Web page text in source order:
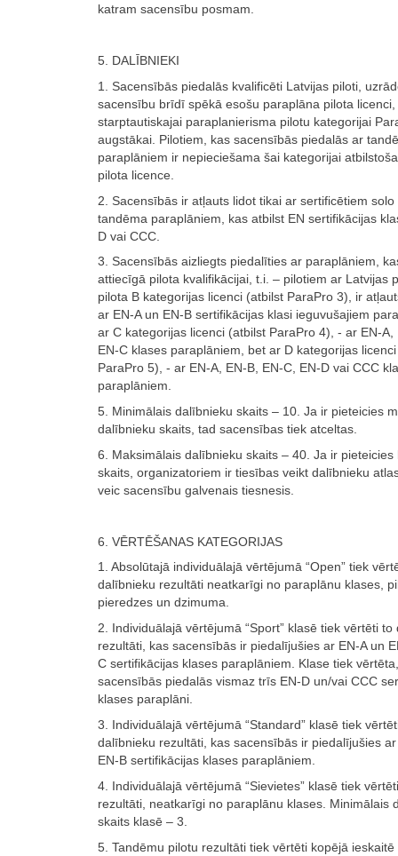
katram sacensību posmam.
5. DALĪBNIEKI
1. Sacensībās piedalās kvalificēti Latvijas piloti,
sacensību brīdī spēkā esošu paraplāna pilota
starptautiskajai paraplanierisma pilotu kategorijai
augstākai. Pilotiem, kas sacensībās piedalās ar
paraplāniem ir nepieciešama šai kategorijai
pilota licence.
2. Sacensībās ir atļauts lidot tikai ar sertificētiem solo
tandēma paraplāniem, kas atbilst EN sertifikācijas
D vai CCC.
3. Sacensībās aizliegts piedalīties ar paraplāniem,
attiecīgā pilota kvalifikācijai, t.i. – pilotiem ar Latvijas
pilota B kategorijas licenci (atbilst ParaPro 3), ir
ar EN-A un EN-B sertifikācijas klasi ieguvušajiem
ar C kategorijas licenci (atbilst ParaPro 4), - ar EN-A,
EN-C klases paraplāniem, bet ar D kategorijas
ParaPro 5), - ar EN-A, EN-B, EN-C, EN-D vai CCC
paraplāniem.
5. Minimālais dalībnieku skaits – 10. Ja ir pieteicies
dalībnieku skaits, tad sacensības tiek atceltas.
6. Maksimālais dalībnieku skaits – 40. Ja ir pieteicies
skaits, organizatoriem ir tiesības veikt dalībnieku
veic sacensību galvenais tiesnesis.
6. VĒRTĒŠANAS KATEGORIJAS
1. Absolūtajā individuālajā vērtējumā “Open” tiek
dalībnieku rezultāti neatkarīgi no paraplānu klases,
pieredzes un dzimuma.
2. Individuālajā vērtējumā “Sport” klasē tiek vērtēti to
rezultāti, kas sacensībās ir piedalījušies ar EN-A un
C sertifikācijas klases paraplāniem. Klase tiek
sacensībās piedalās vismaz trīs EN-D un/vai CCC
klases paraplāni.
3. Individuālajā vērtējumā “Standard” klasē tiek
dalībnieku rezultāti, kas sacensībās ir piedalījušies ar
EN-B sertifikācijas klases paraplāniem.
4. Individuālajā vērtējumā “Sievietes” klasē tiek
rezultāti, neatkarīgi no paraplānu klases. Minimālais
skaits klasē – 3.
5. Tandēmu pilotu rezultāti tiek vērtēti kopējā ieskaitē